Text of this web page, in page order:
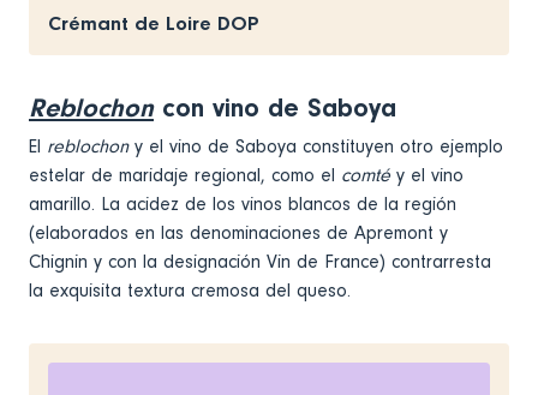
Crémant de Loire DOP
Reblochoncon vino de Saboya
El reblochon y el vino de Saboya constituyen otro ejemplo
estelar de maridaje regional, como el comté y el vino
amarillo. La acidez de los vinos blancos de la región
(elaborados en las denominaciones de Apremont y
Chignin y con la designación Vin de France) contrarresta
la exquisita textura cremosa del queso.